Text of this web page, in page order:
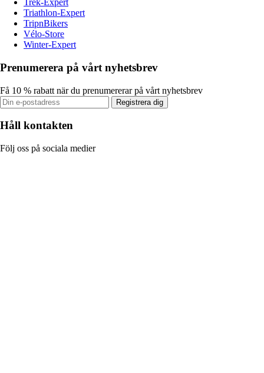
Trek-Expert
Triathlon-Expert
TripnBikers
Vélo-Store
Winter-Expert
Prenumerera på vårt nyhetsbrev
Få 10 % rabatt när du prenumererar på vårt nyhetsbrev
Registrera dig
Håll kontakten
Följ oss på sociala medier